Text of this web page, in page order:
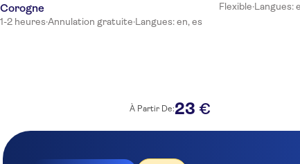
Corogne
1-2 heures·Annulation gratuite·Langues: en, es
À Partir De:23 €
Flexible·Langues: